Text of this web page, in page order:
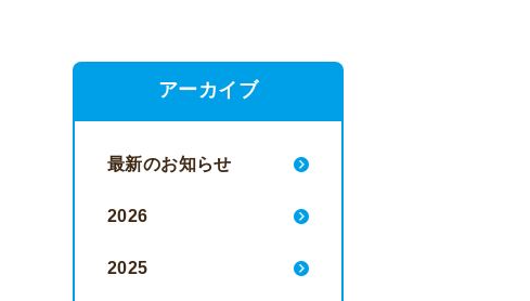
アーカイブ
最新のお知らせ
2026
2025